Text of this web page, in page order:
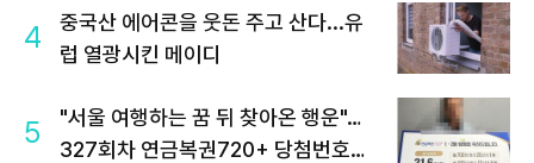
4
중국산 에어콘을 웃돈 주고 산다...유
럽 열광시킨 메이디
5
"서울 여행하는 꿈 뒤 찾아온 행운"…
327회차 연금복권720+ 당첨번호조